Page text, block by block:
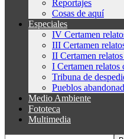
Reportajes
Cosas de aquí
Especiales
IV Certamen
III Certamen
II Certamen
I Certamen
Tribuna de
Pueblos
Medio Ambiente
Fototeca
Multimedia